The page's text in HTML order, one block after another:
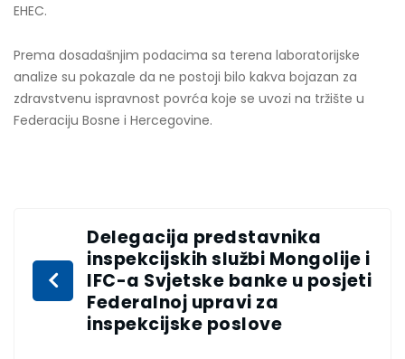
EHEC.
Prema dosadašnjim podacima sa terena laboratorijske
analize su pokazale da ne postoji bilo kakva bojazan za
zdravstvenu ispravnost povrća koje se uvozi na tržište u
Federaciju Bosne i Hercegovine.
Delegacija predstavnika
inspekcijskih službi Mongolije i
IFC-a Svjetske banke u posjeti
Federalnoj upravi za
inspekcijske poslove